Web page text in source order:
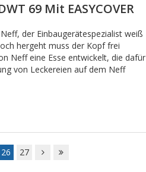
69 Mit EASYCOVER
Neff, der Einbaugerätespezialist weiß
hergeht muss der Kopf frei
Neff eine Esse entwickelt, die dafür
von Leckereien auf dem Neff
26 27